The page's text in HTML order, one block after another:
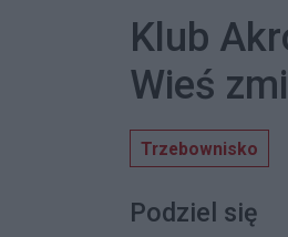
Klub
Wieś
Trzebownisko
Podziel się